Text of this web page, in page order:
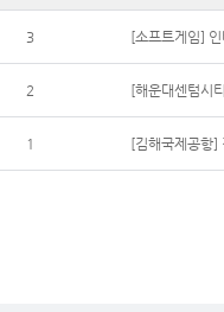
3 [소프트게임]
2 [해운대센텀시
1 [김해국제공항]